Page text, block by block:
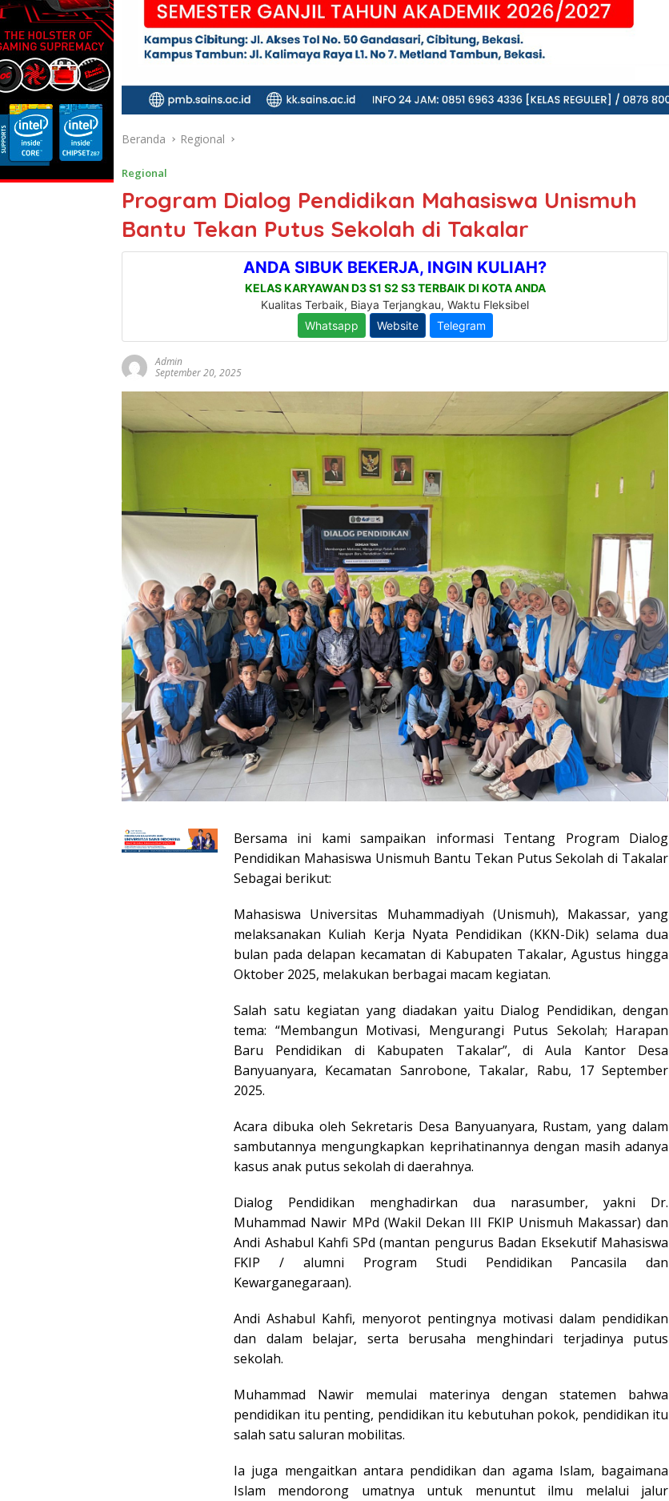
Beranda Regional
Regional
Program Dialog Pendidikan Mahasiswa Unismuh
Bantu Tekan Putus Sekolah di Takalar
Admin
September 20, 2025
Bersama ini kami sampaikan informasi Tentang Program Dialog
Pendidikan Mahasiswa Unismuh Bantu Tekan Putus Sekolah di Takalar
Sebagai berikut:
Mahasiswa Universitas Muhammadiyah (Unismuh), Makassar, yang
melaksanakan Kuliah Kerja Nyata Pendidikan (KKN-Dik) selama dua
bulan pada delapan kecamatan di Kabupaten Takalar, Agustus hingga
Oktober 2025, melakukan berbagai macam kegiatan.
Salah satu kegiatan yang diadakan yaitu Dialog Pendidikan, dengan
tema: “Membangun Motivasi, Mengurangi Putus Sekolah; Harapan
Baru Pendidikan di Kabupaten Takalar”, di Aula Kantor Desa
Banyuanyara, Kecamatan Sanrobone, Takalar, Rabu, 17 September
2025.
Acara dibuka oleh Sekretaris Desa Banyuanyara, Rustam, yang dalam
sambutannya mengungkapkan keprihatinannya dengan masih adanya
kasus anak putus sekolah di daerahnya.
Dialog Pendidikan menghadirkan dua narasumber, yakni Dr.
Muhammad Nawir MPd (Wakil Dekan III FKIP Unismuh Makassar) dan
Andi Ashabul Kahfi SPd (mantan pengurus Badan Eksekutif Mahasiswa
FKIP / alumni Program Studi Pendidikan Pancasila dan
Kewarganegaraan).
Andi Ashabul Kahfi, menyorot pentingnya motivasi dalam pendidikan
dan dalam belajar, serta berusaha menghindari terjadinya putus
sekolah.
Muhammad Nawir memulai materinya dengan statemen bahwa
pendidikan itu penting, pendidikan itu kebutuhan pokok, pendidikan itu
salah satu saluran mobilitas.
Ia juga mengaitkan antara pendidikan dan agama Islam, bagaimana
Islam mendorong umatnya untuk menuntut ilmu melalui jalur